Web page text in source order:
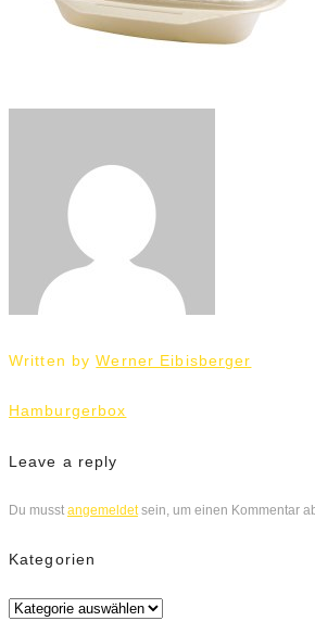
Written byWerner Eibisberger
Beitrags-
Navigation
Hamburgerbox
Leave a reply
Du musst angemeldetsein, um einen Kommentar
Kategorien
Kategorien